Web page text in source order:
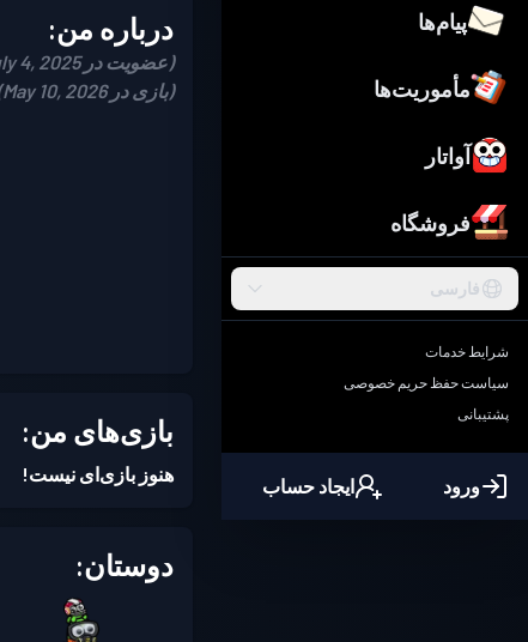
پیام‌ها
مأموریت‌ها
آواتار
فروشگاه
فارسی
شرایط خدمات
سیاست حفظ حریم خصوصی
پشتیبانی
ورود ایجاد حساب
درباره من:
(عضویت در July 4, 2025)
(بازی در May 10, 2026)
بازی‌های من:
هنوز بازی‌ای نیست!
دوستان: